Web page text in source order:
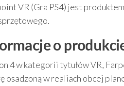
VR (Gra PS4) jest
o
4 w kategorii tytułów VR,
osadzoną w realiach obcej